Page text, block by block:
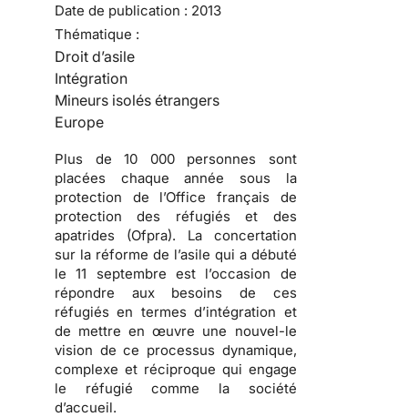
Date de publication : 2013
Thématique :
Droit d’asile
Intégration
Mineurs isolés étrangers
Europe
Plus de 10 000 personnes sont
placées chaque année sous la
protection de l’Office français de
protection des réfugiés et des
apatrides (Ofpra). La concertation
sur la réforme de l’asile qui a débuté
le 11 septembre est l’occasion de
répondre aux besoins de ces
réfugiés en termes d’intégration et
de mettre en œuvre une nouvel-le
vision de ce processus dynamique,
complexe et réciproque qui engage
le réfugié comme la société
d’accueil.